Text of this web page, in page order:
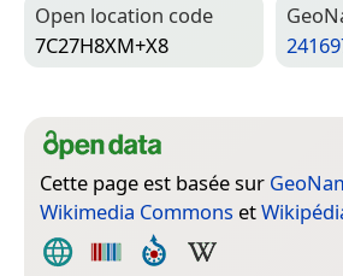
Open location code
7C27H8XM+X8
Cette page est basée sur
Wikimedia Commons et